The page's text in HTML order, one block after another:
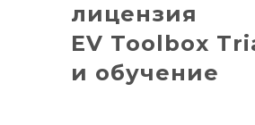
лицензия
EV Toolbox
и обучение